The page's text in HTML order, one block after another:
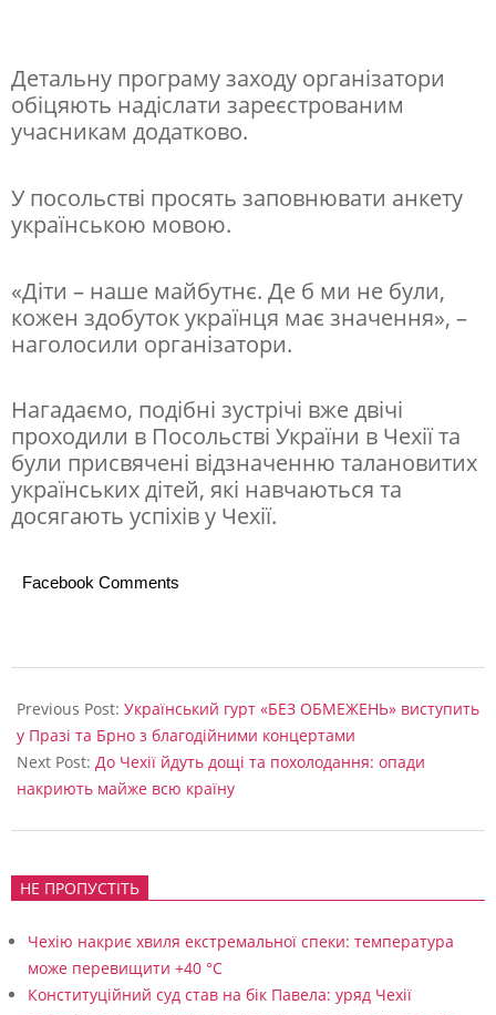
д
о
с
г
е
н
н
.
Я
к
з
а
є
с
т
р
а
с
Детальну програму заходу організатори
обіцяють надіслати зареєстрованим
учасникам додатково.
У посольстві просять заповнювати анкету
українською мовою.
«Діти – наше майбутнє. Де б ми не були,
кожен здобуток українця має значення», –
наголосили організатори.
Нагадаємо, подібні зустрічі вже двічі
проходили в Посольстві України в Чехії та
були присвячені відзначенню талановитих
українських дітей, які навчаються та
досягають успіхів у Чехії.
Facebook Comments
06-
02
Previous Post: Український гурт «БЕЗ ОБМЕЖЕНЬ» виступить
у Празі та Брно з благодійними концертами
Next Post: До Чехії йдуть дощі та похолодання: опади
накриють майже всю країну
НЕ ПРОПУСТІТЬ
Чехію накриє хвиля екстремальної спеки: температура
може перевищити +40 °C
Конституційний суд став на бік Павела: уряд Чехії